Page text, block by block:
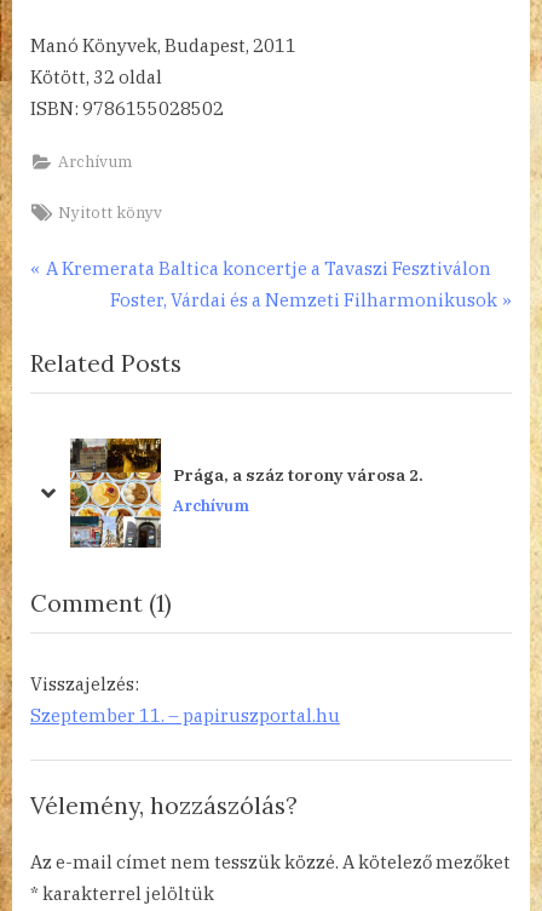
Manó Könyvek, Budapest, 2011
Kötött, 32 oldal
ISBN: 9786155028502
Archívum
Tags:
Nyitott könyv
Bejegyzés
P
v
i
s
t
A Kremerata Baltica koncertje a Tavaszi Fesztiválon
N
x
t
o
s
t
:
Foster, Várdai és a Nemzeti Filharmonikusok
Related Posts
Prága, a száz torony városa 2.
Archívum
prev
next
Comment (1)
“Varró
Akinek
kijött”
Visszajelzés:
Szeptember 11. – papiruszportal.hu
Vélemény, hozzászólás?
Az e-mail címet nem tesszük közzé. A kötelező mezőket
* karakterrel jelöltük